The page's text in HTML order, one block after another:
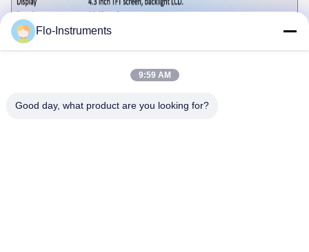
Flo-Instruments
9:59 AM
Good day, what product are you looking for?